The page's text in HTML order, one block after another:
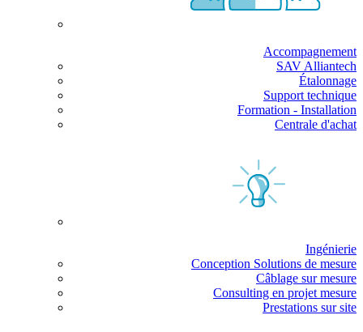
Accompagnement
SAV Alliantech
Étalonnage
Support technique
Formation - Installation
Centrale d'achat
Ingénierie
Conception Solutions de mesure
Câblage sur mesure
Consulting en projet mesure
Prestations sur site